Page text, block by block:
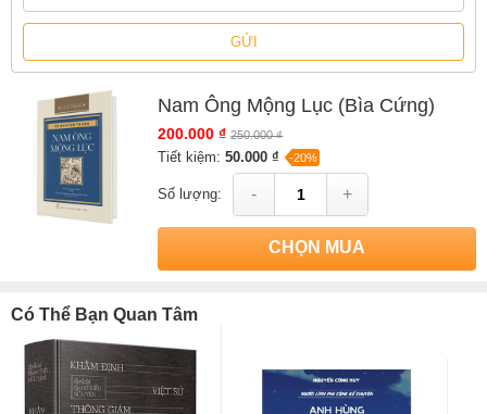
GỬI
Nam Ông Mộng Lục (Bìa Cứng)
200.000 ₫ 250.000 ₫
Tiết kiệm:50.000 ₫ -20%
Số lượng: - +
CHỌN MUA
Có Thể Bạn Quan Tâm